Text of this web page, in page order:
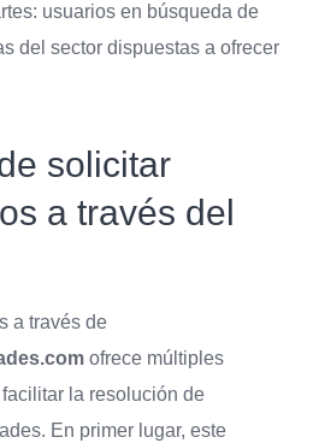
usuarios en búsqueda de
del sector dispuestas a ofrecer
solicitar
a través del
a través de
ofrece múltiples
la resolución de
En primer lugar, este